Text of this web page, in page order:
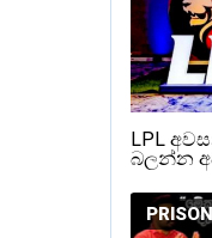
LPL
බලන්න